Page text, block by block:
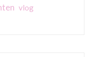
vlog